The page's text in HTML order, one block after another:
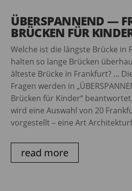
ÜBERSPANNEND —
BRÜCKEN FÜR
Welche ist die längste Brücke in
halten so lange Brücken
älteste Brücke in Frankfurt? ...
Fragen werden in
Brücken für Kinder“
wird eine Auswahl von 20
vorgestellt – eine Art
read more